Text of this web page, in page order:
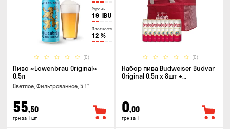
Горечь
19 IBU
Плотность
12 %
(0)
Пиво «Lowenbrau Original»
0.5л
Светлое, Фильтрованное, 5.1°
55,50
грн за 1 шт
(0)
Набор пива Budweiser Budvar
Original 0.5л x 8шт +
0,00
грн за 1